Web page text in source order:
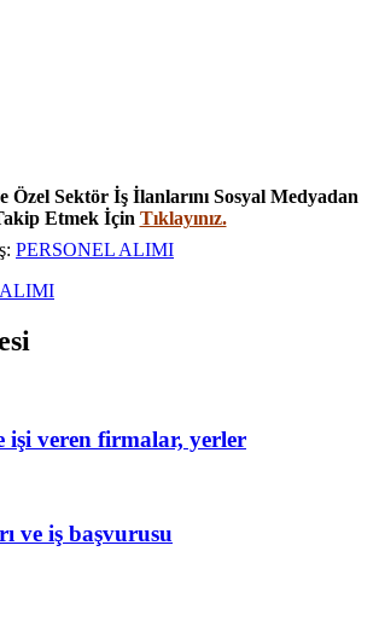
Özel Sektör İş İlanlarını Sosyal Medyadan
Etmek İçin Tıklayınız.
PERSONEL ALIMI
ALIMI
işi veren firmalar, yerler
ve iş başvurusu